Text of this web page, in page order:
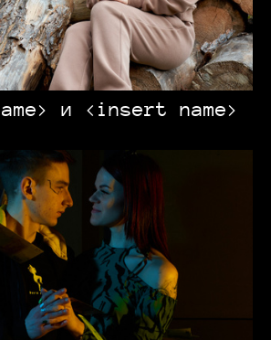
и <insert name>